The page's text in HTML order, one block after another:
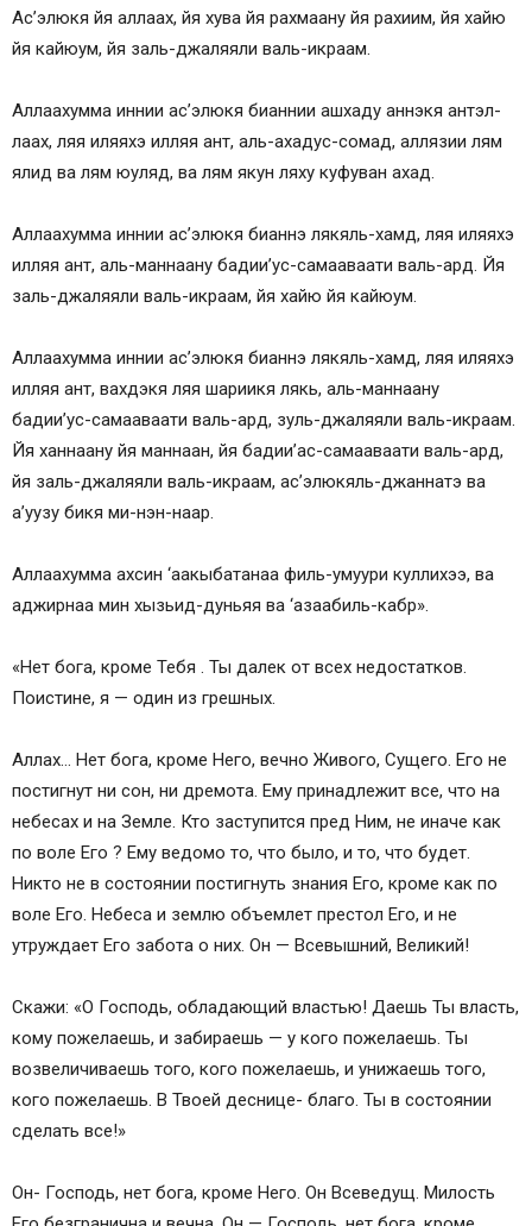
Ас’элюкя йя аллаах, йя хува йя рахмаану йя рахиим, йя хайю
йя кайюум, йя заль-джаляяли валь-икраам.
Аллаахумма иннии ас’элюкя бианнии ашхаду аннэкя антэл-
лаах, ляя иляяхэ илляя ант, аль-ахадус-сомад, аллязии лям
ялид ва лям юуляд, ва лям якун ляху куфуван ахад.
Аллаахумма иннии ас’элюкя бианнэ лякяль-хамд, ляя иляяхэ
илляя ант, аль-маннаану бадии’ус-самааваати валь-ард. Йя
заль-джаляяли валь-икраам, йя хайю йя кайюум.
Аллаахумма иннии ас’элюкя бианнэ лякяль-хамд, ляя иляяхэ
илляя ант, вахдэкя ляя шариикя лякь, аль-маннаану
бадии’ус-самааваати валь-ард, зуль-джаляяли валь-икраам.
Йя ханнаану йя маннаан, йя бадии’ас-самааваати валь-ард,
йя заль-джаляяли валь-икраам, ас’элюкяль-джаннатэ ва
а’уузу бикя ми-нэн-наар.
Аллаахумма ахсин ‘аакыбатанаа филь-умуури куллихээ, ва
аджирнаа мин хызьид-дуньяя ва ‘азаабиль-кабр».
«Нет бога, кроме Тебя . Ты далек от всех недостатков.
Поистине, я — один из грешных.
Аллах… Нет бога, кроме Него, вечно Живого, Сущего. Его не
постигнут ни сон, ни дремота. Ему принадлежит все, что на
небесах и на Земле. Кто заступится пред Ним, не иначе как
по воле Его ? Ему ведомо то, что было, и то, что будет.
Никто не в состоянии постигнуть знания Его, кроме как по
воле Его. Небеса и землю объемлет престол Его, и не
утруждает Его забота о них. Он — Всевышний, Великий!
Скажи: «О Господь, обладающий властью! Даешь Ты власть,
кому пожелаешь, и забираешь — у кого пожелаешь. Ты
возвеличиваешь того, кого пожелаешь, и унижаешь того,
кого пожелаешь. В Твоей деснице- благо. Ты в состоянии
сделать все!»
Он- Господь, нет бога, кроме Него. Он Всеведущ. Милость